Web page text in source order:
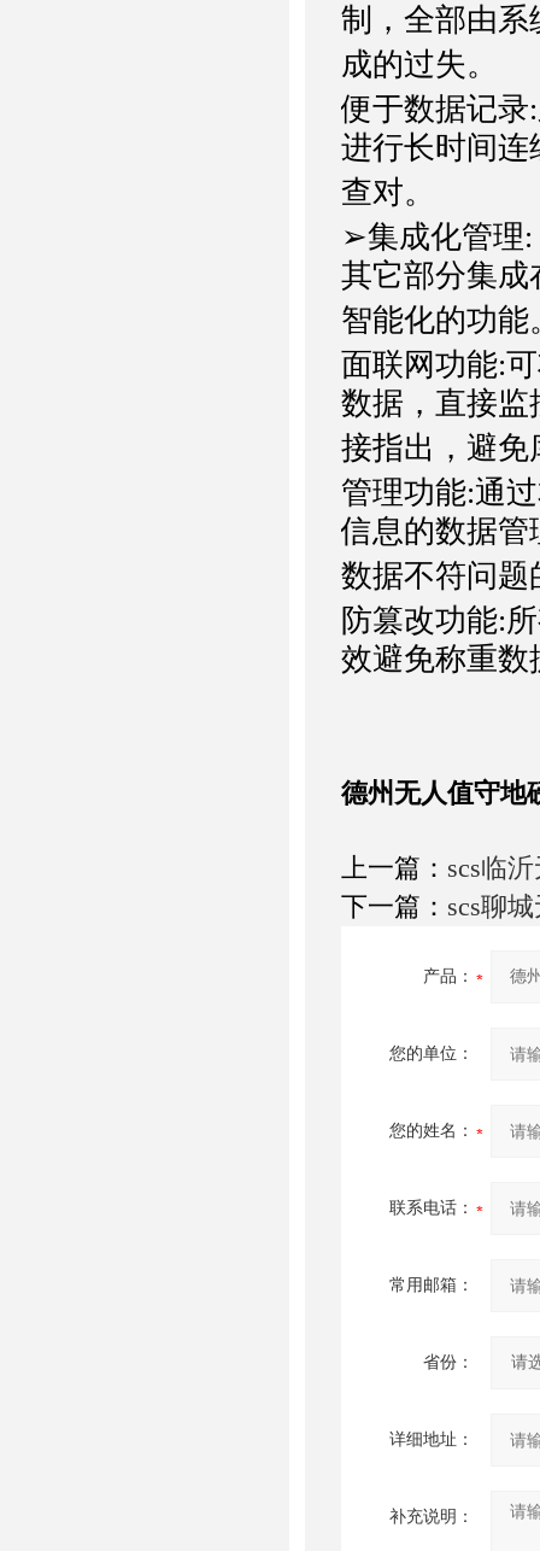
制，全部由系
成的过失。
便于数据记录
进行长时间连
查对。
➢集成化管理:
其它部分集成
智能化的功能
面联网功能:
数据，直接监
接指出，避免
管理功能:通
信息的数据管
数据不符问题
防篡改功能:
效避免称重数
德州无人值守地
上一篇： scs临
下一篇： scs聊
产品：
您的单位：
您的姓名：
联系电话：
常用邮箱：
省份：
详细地址：
补充说明：